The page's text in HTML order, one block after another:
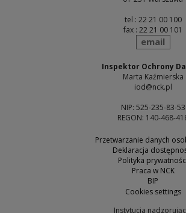
tel : 22 21 00 100
fax : 22 21 00 101
send
email
Inspektor Ochrony
Marta Kaźmierska
iod@nck.pl
NIP: 525-235-83-53
REGON: 140-468-
Przetwarzanie danych
Deklaracja
Polityka
Praca w NCK
BIP
Cookies settings
Instytucja